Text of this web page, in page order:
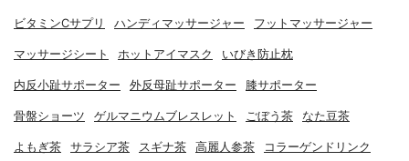
ビタミンCサプリ ハンディマッサージャー フットマッサージャー
マッサージシート ホットアイマスク いびき防止枕
内反小趾サポーター 外反母趾サポーター 膝サポーター
骨盤ショーツ ゲルマニウムブレスレット ごぼう茶 なた豆茶
よもぎ茶 サラシア茶 スギナ茶 高麗人参茶 コラーゲンドリンク